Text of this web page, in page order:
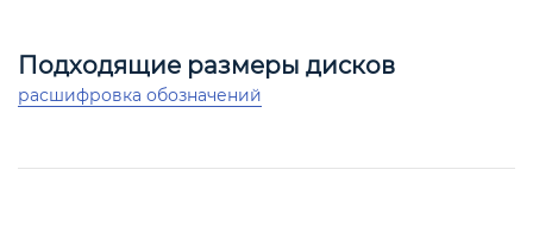
Подходящие размеры дисков
расшифровка обозначений